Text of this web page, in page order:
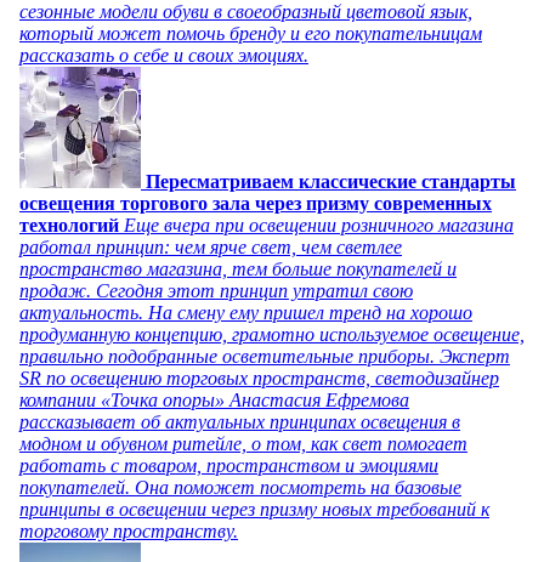
сезонные модели обуви в своеобразный цветовой язык,
который может помочь бренду и его покупательницам
рассказать о себе и своих эмоциях.
Пересматриваем классические стандарты
освещения торгового зала через призму современных
технологий Еще вчера при освещении розничного магазина
работал принцип: чем ярче свет, чем светлее
пространство магазина, тем больше покупателей и
продаж. Сегодня этот принцип утратил свою
актуальность. На смену ему пришел тренд на хорошо
продуманную концепцию, грамотно используемое освещение,
правильно подобранные осветительные приборы. Эксперт
SR по освещению торговых пространств, светодизайнер
компании «Точка опоры» Анастасия Ефремова
рассказывает об актуальных принципах освещения в
модном и обувном ритейле, о том, как свет помогает
работать с товаром, пространством и эмоциями
покупателей. Она поможет посмотреть на базовые
принципы в освещении через призму новых требований к
торговому пространству.